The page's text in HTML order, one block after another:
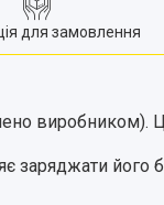
для замовлення
виробником).
заряджати його